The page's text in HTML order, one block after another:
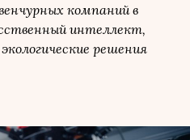
компаний в
интеллект,
решения